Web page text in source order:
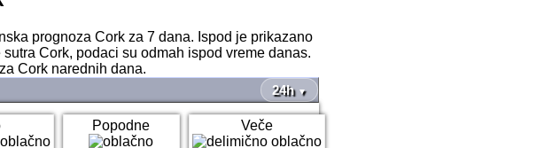
prognoza Cork za 7 dana. Ispod je prikazano
Cork, podaci su odmah ispod vreme danas.
Cork narednih dana.
24h ▼
Popodne Veče